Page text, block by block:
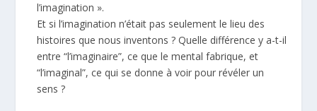
l’imagination ».
Et si l’imagination n’était pas seulement le lieu des
histoires que nous inventons ? Quelle différence y a-t-il
entre “l’imaginaire”, ce que le mental fabrique, et
“l’imaginal”, ce qui se donne à voir pour révéler un
sens ?